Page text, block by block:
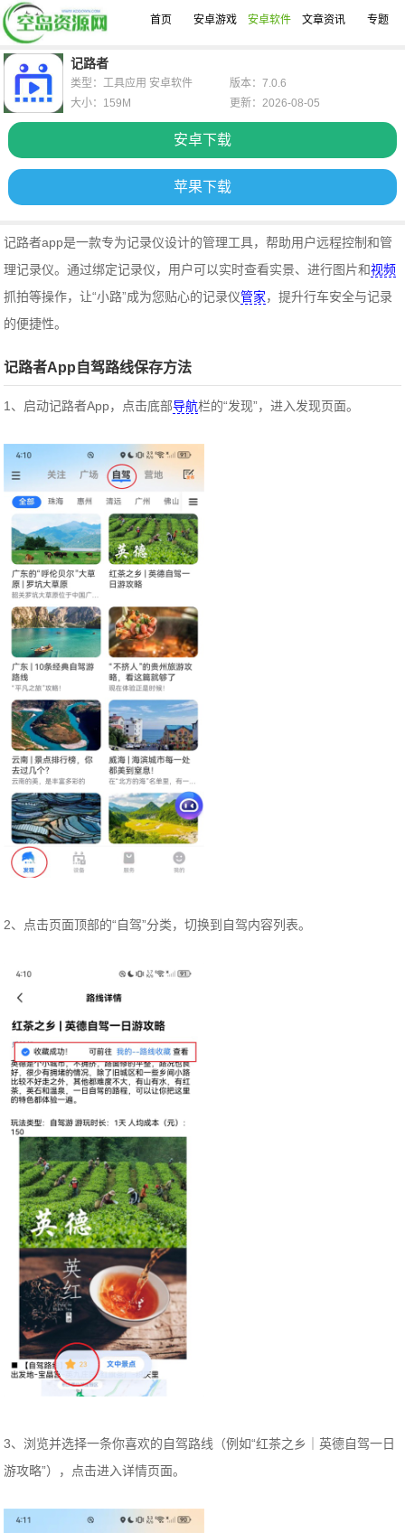
首页 安卓游戏 安卓软件 文章资讯 专题
记路者
安卓下载
苹果下载
类型：工具应用 安卓软件
版本：7.0.6
大小：159M
更新：2026-08-05
记路者app是一款专为记录仪设计的管理工具，帮助用户远程控制和管
理记录仪。通过绑定记录仪，用户可以实时查看实景、进行图片和视频
抓拍等操作，让“小路”成为您贴心的记录仪管家，提升行车安全与记录
的便捷性。
记路者App自驾路线保存方法
1、启动记路者App，点击底部导航栏的“发现”，进入发现页面。
2、点击页面顶部的“自驾”分类，切换到自驾内容列表。
3、浏览并选择一条你喜欢的自驾路线（例如“红茶之乡｜英德自驾一日
游攻略”），点击进入详情页面。